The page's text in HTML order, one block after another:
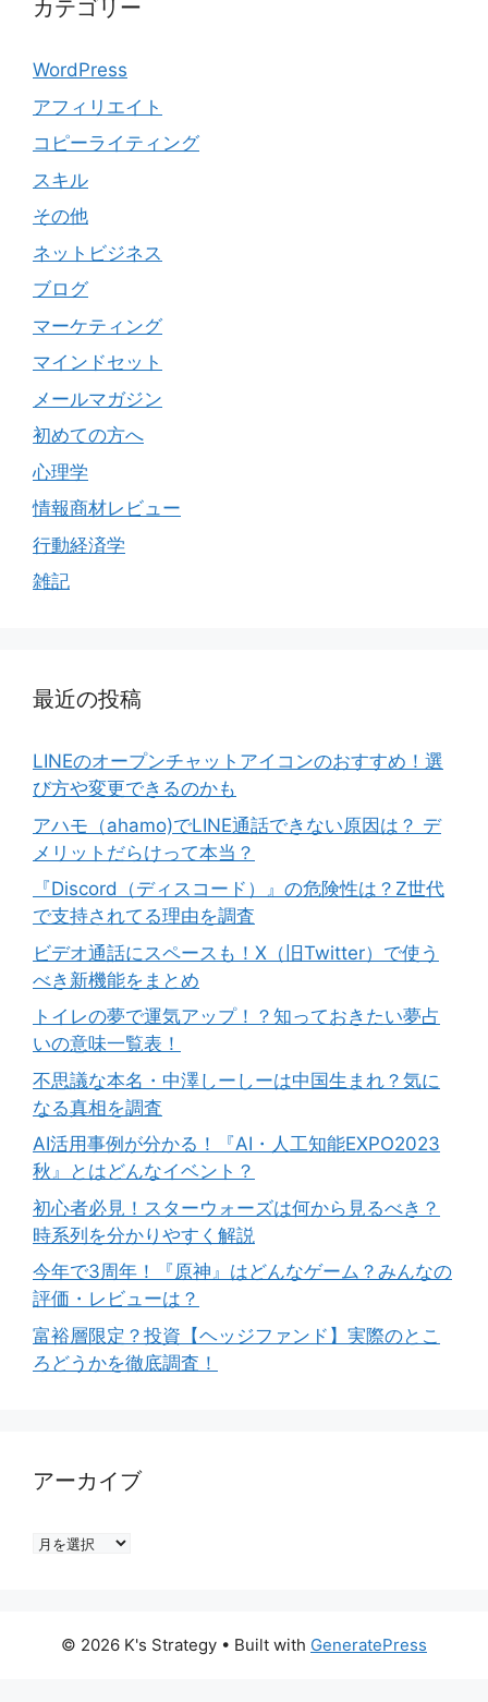
カテゴリー
WordPress
アフィリエイト
コピーライティング
スキル
その他
ネットビジネス
ブログ
マーケティング
マインドセット
メールマガジン
初めての方へ
心理学
情報商材レビュー
行動経済学
雑記
最近の投稿
LINEのオープンチャットアイコンのおすすめ！選
び方や変更できるのかも
アハモ（ahamo)でLINE通話できない原因は？ デ
メリットだらけって本当？
『Discord（ディスコード）』の危険性は？Z世代
で支持されてる理由を調査
ビデオ通話にスペースも！X（旧Twitter）で使う
べき新機能をまとめ
トイレの夢で運気アップ！？知っておきたい夢占
いの意味一覧表！
不思議な本名・中澤しーしーは中国生まれ？気に
なる真相を調査
AI活用事例が分かる！『AI・人工知能EXPO2023
秋』とはどんなイベント？
初心者必見！スターウォーズは何から見るべき？
時系列を分かりやすく解説
今年で3周年！『原神』はどんなゲーム？みんなの
評価・レビューは？
富裕層限定？投資【ヘッジファンド】実際のとこ
ろどうかを徹底調査！
アーカイブ
ア
© 2026 K's Strategy • Built with GeneratePress